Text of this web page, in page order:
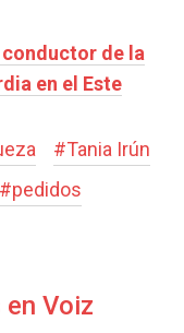
de la
en el Este
#Tania Irún
#pedidos
Voiz